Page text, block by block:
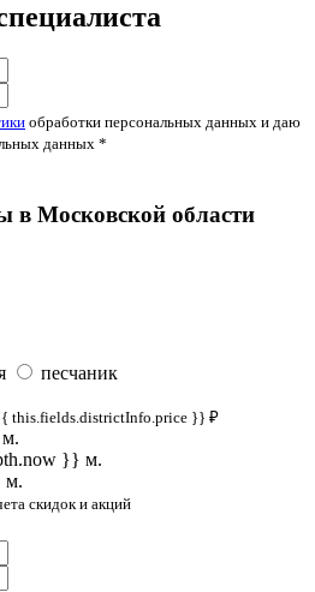
обработки персональных данных и даю
данных *
в Московской области
песчаник
this.fields.districtInfo.price }} ₽
}} м.
м.
скидок и акций